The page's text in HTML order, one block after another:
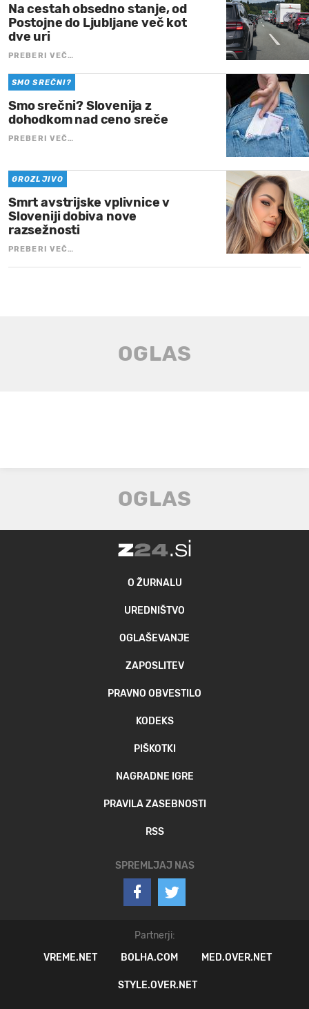
Na cestah obsedno stanje, od
Postojne do Ljubljane več kot
dve uri
PREBERI VEČ…
SMO SREČNI?
Smo srečni? Slovenija z
dohodkom nad ceno sreče
PREBERI VEČ…
GROZLJIVO
Smrt avstrijske vplivnice v
Sloveniji dobiva nove
razsežnosti
PREBERI VEČ…
O ŽURNALU
UREDNIŠTVO
OGLAŠEVANJE
ZAPOSLITEV
PRAVNO OBVESTILO
KODEKS
PIŠKOTKI
NAGRADNE IGRE
PRAVILA ZASEBNOSTI
RSS
SPREMLJAJ NAS
Partnerji:
VREME.NET
BOLHA.COM MED.OVER.NET
STYLE.OVER.NET